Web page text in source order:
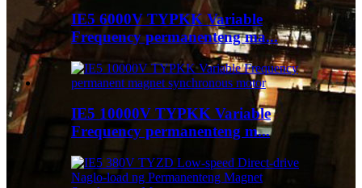
IE5 6000V TYPKK Variable
Frequency permanenteng ma...
IE5 10000V TYPKK Variable
Frequency permanenteng m...